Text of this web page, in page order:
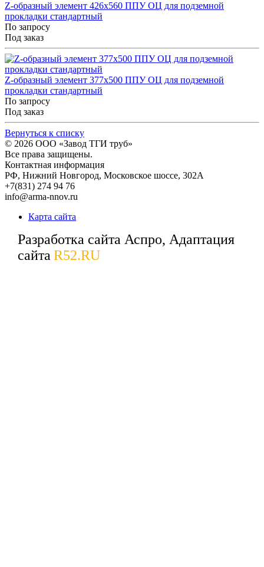
Z-образный элемент 426x560 ППУ ОЦ для подземной
прокладки стандартный
По запросу
Под заказ
Z-образный элемент 377x500 ППУ ОЦ для подземной
прокладки стандартный
По запросу
Под заказ
Вернуться к списку
© 2026 ООО «Завод ТГИ труб»
Все права защищены.
Контактная информация
РФ, Нижний Новгород, Московское шоссе, 302А
+7(831) 274 94 76
info@arma-nnov.ru
Карта сайта
Разработка сайта Аспро, Адаптация
сайта R52.RU